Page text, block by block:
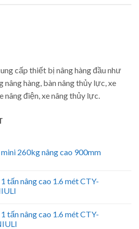
cấp thiết bị nâng hàng đầu như
nâng hàng, bàn nâng thủy lực, xe
nâng điện, xe nâng thủy lực.
260kg nâng cao 900mm
tấn nâng cao 1.6 mét CTY-
tấn nâng cao 1.6 mét CTY-